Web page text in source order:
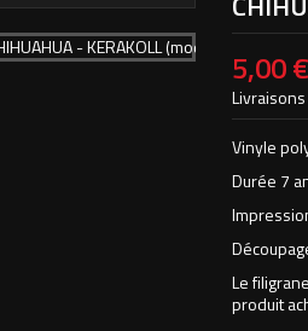
5,00 €
Vinyle
Durée 7
Le
produit